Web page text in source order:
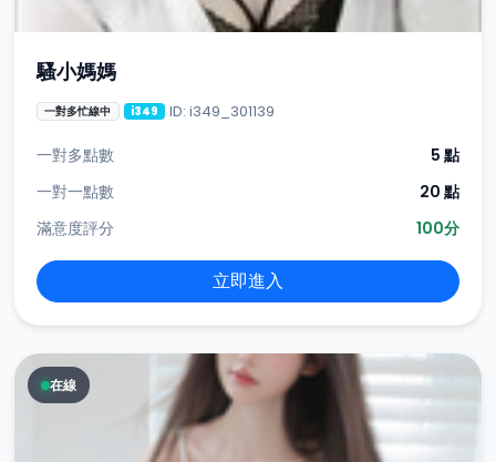
騷小媽媽
一對多忙線中 i349 ID: i349_301139
一對多點數
5 點
一對一點數
20 點
滿意度評分
100分
立即進入
在線